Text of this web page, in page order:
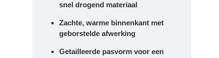
snel drogend materiaal
Zachte, warme binnenkant met
geborstelde afwerking
Getailleerde pasvorm voor een